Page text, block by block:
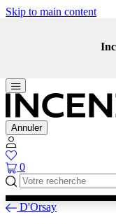
Skip to main content
Annuler
0
D'Orsay